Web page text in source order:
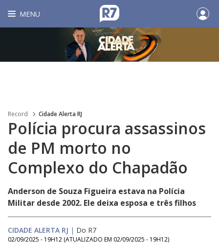
MENU
Record Cidade Alerta RJ
Polícia procura assassinos
de PM morto no
Complexo do Chapadão
Anderson de Souza Figueira estava na Polícia
Militar desde 2002. Ele deixa esposa e três filhos
CIDADE ALERTA RJ | Do R7
02/09/2025 - 19H12 (ATUALIZADO EM 02/09/2025 - 19H12)